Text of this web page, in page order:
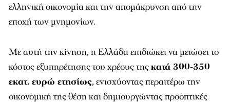
ελληνική οικονομία και την απομάκρυνση από την
εποχή των μνημονίων.
Με αυτή την κίνηση, η Ελλάδα επιδιώκει να μειώσει το
κόστος εξυπηρέτησης του χρέους τηςκατά 300-350
εκατ. ευρώ ετησίως, ενισχύοντας περαιτέρω την
οικονομική της θέση και δημιουργώντας προοπτικές